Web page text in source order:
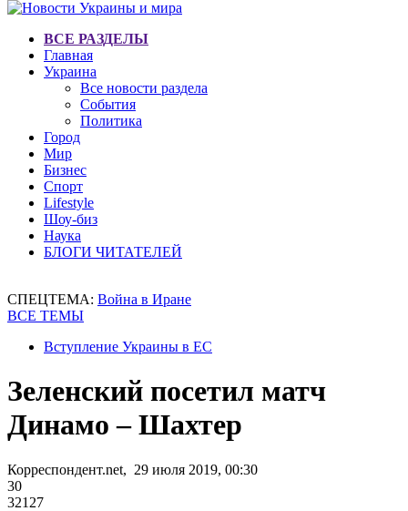
ВСЕ РАЗДЕЛЫ
Главная
Украина
Все новости раздела
События
Политика
Город
Мир
Бизнес
Спорт
Lifestyle
Шоу-биз
Наука
БЛОГИ ЧИТАТЕЛЕЙ
СПЕЦТЕМА: Война в Иране
ВСЕ ТЕМЫ
Вступление Украины в ЕС
Зеленский посетил матч
Динамо – Шахтер
Корреспондент.net, 29 июля 2019, 00:30
30
32127